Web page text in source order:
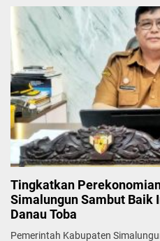
Tingkatkan
Simalungun Sambut Baik
Danau Toba
Pemerintah Kabupaten